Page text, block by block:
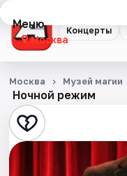
Концерты
Меню
Москва
Концерты
Театр
Стендап
Ночной режим
Москва Музей магии